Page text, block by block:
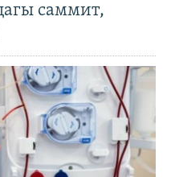
саммит,